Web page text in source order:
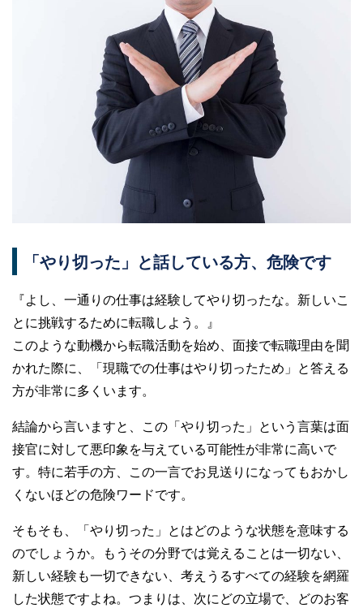
「やり切った」と話している方、危険です
『よし、一通りの仕事は経験してやり切ったな。新しいこ
とに挑戦するために転職しよう。』
このような動機から転職活動を始め、面接で転職理由を聞
かれた際に、「現職での仕事はやり切ったため」と答える
方が非常に多くいます。
結論から言いますと、この「やり切った」という言葉は面
接官に対して悪印象を与えている可能性が非常に高いで
す。特に若手の方、この一言でお見送りになってもおかし
くないほどの危険ワードです。
そもそも、「やり切った」とはどのような状態を意味する
のでしょうか。もうその分野では覚えることは一切ない、
新しい経験も一切できない、考えうるすべての経験を網羅
した状態ですよね。つまりは、次にどの立場で、どのお客